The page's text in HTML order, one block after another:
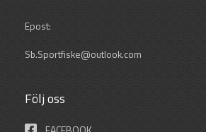
Epost:
Sb.Sportfiske@outlook.com
Följ oss